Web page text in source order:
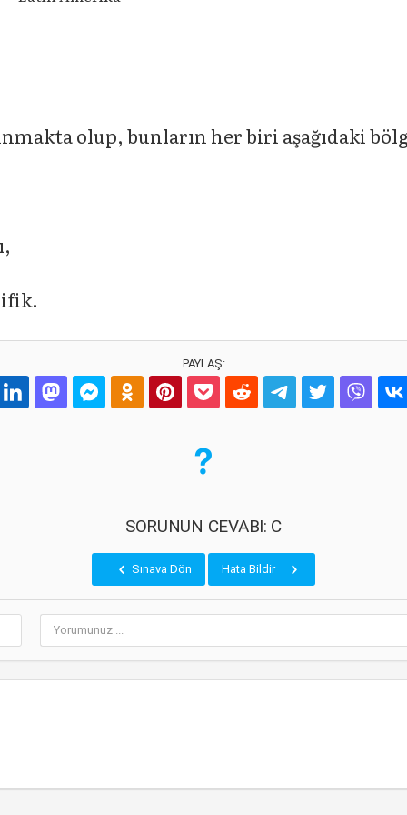
olup, bunların her biri aşağıdaki
PAYLAŞ:
SORUNUN CEVABI: C
Sınava Dön Hata Bildir